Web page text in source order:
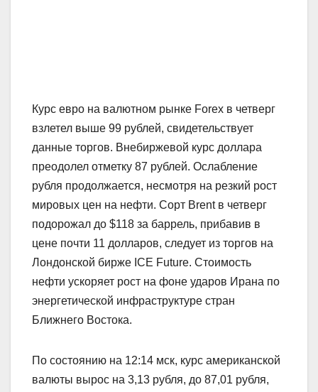
Курс евро на валютном рынке Forex в четверг
взлетел выше 99 рублей, свидетельствует
данные торгов. Внебиржевой курс доллара
преодолел отметку 87 рублей. Ослабление
рубля продолжается, несмотря на резкий рост
мировых цен на нефти. Сорт Brent в четверг
подорожал до $118 за баррель, прибавив в
цене почти 11 долларов, следует из торгов на
Лондонской бирже ICE Future. Стоимость
нефти ускоряет рост на фоне ударов Ирана по
энергетической инфраструктуре стран
Ближнего Востока.
По состоянию на 12:14 мск, курс американской
валюты вырос на 3,13 рубля, до 87,01 рубля,